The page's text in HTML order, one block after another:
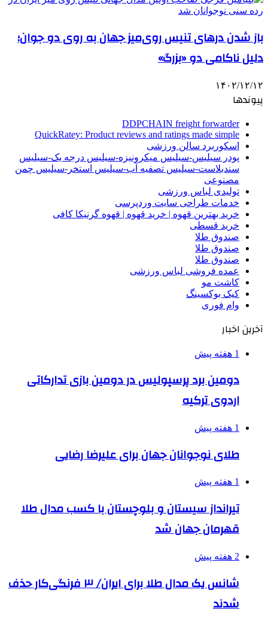
باز شدن درهای تنیس روی‌میز جهان به روی دو جوان؛
دلیل ناکامی دو «بزرگ»
۱۴۰۲/۱۲/۱۲
پیوندها
DDPCHAIN freight forwarder
QuickRatey: Product reviews and ratings made simple
اسکوربرد سالن ورزشی
پودر سیلیس-سیلیس میکرونیزه-سیلیس درجه یک-سیلیس
سندبلاست-سیلیس تصفیه آب-سیلیس استخر-سیلیس چمن
مصنوعی
تولیدی لباس ورزشی
خدمات طراحی سایت وردپرسی
خرید بهترین قهوه | خرید قهوه | قهوه گرنیکا کافی
خرید قسطی
صندوق طلا
صندوق طلا
صندوق طلا
عمده فروشی لباس ورزشی
کاشت مو
کیک بوکسینگ
وام فوری
آخرین اخبار
1 هفته پیش
دومین برد پرسپولیس در دومین بازی تدارکاتی
اردوی ترکیه
1 هفته پیش
طلای نوجوانان جهان برای علیرضا رضایی
1 هفته پیش
تیرانداز سیستان و بلوچستان با کسب مدال طلا
قهرمان جهان شد
2 هفته پیش
شانس یک مدال طلا برای ایران/ ۳ فرنگی‌کار حذف
شدند